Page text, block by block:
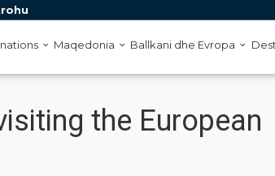
Maqedonia Ballkani dhe Evropa
the European